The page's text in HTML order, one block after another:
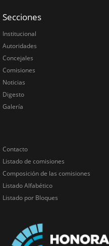
Secciones
Institucional
Autoridades
Concejales
Comisiones
Noticias
Digesto
Galería
Contacto
Listado de comisiones
Composición de las comisiones
Listado Alfabético
Listado por Bloques